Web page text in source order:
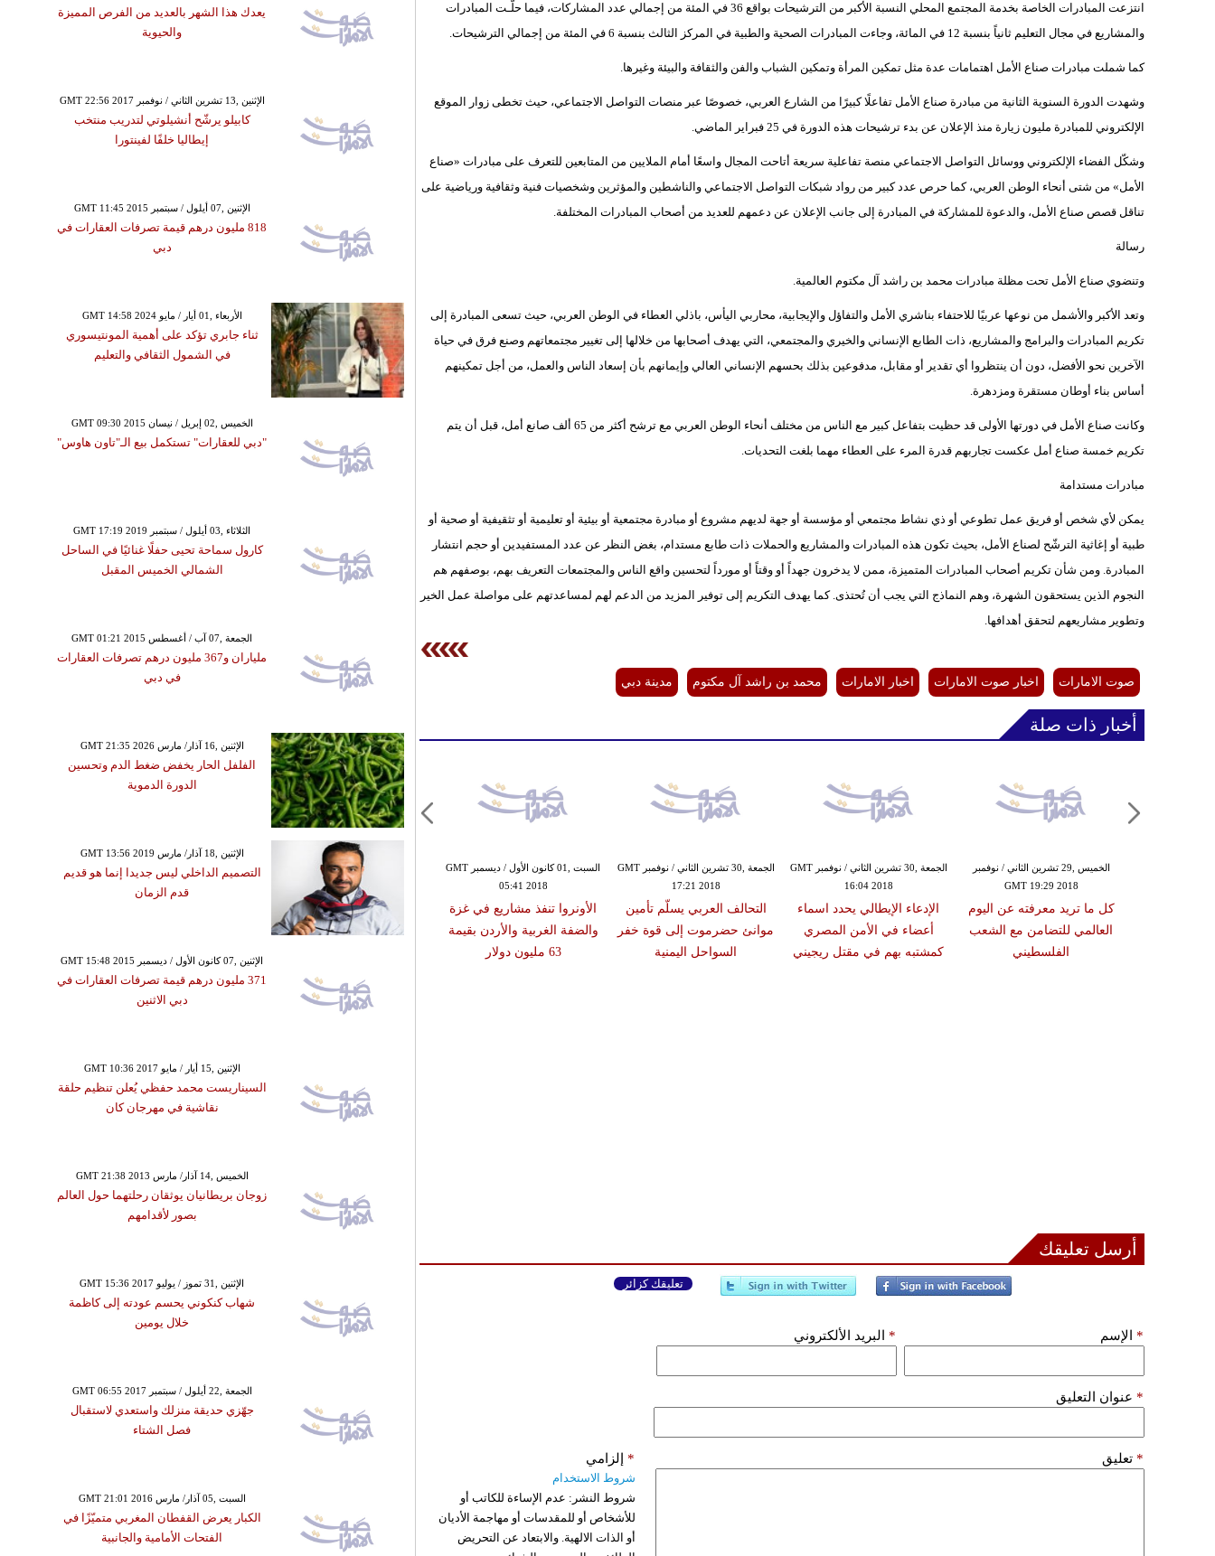
انتزعت المبادرات الخاصة بخدمة المجتمع المحلي النسبة الأكبر من الترشيحات بواقع 36 في المئة من إجمالي عدد المشاركات، فيما حلّـت المبادرات
والمشاريع في مجال التعليم ثانياً بنسبة 12 في المائة، وجاءت المبادرات الصحية والطبية في المركز الثالث بنسبة 6 في المئة من إجمالي الترشيحات.
كما شملت مبادرات صناع الأمل اهتمامات عدة مثل تمكين المرأة وتمكين الشباب والفن والثقافة والبيئة وغيرها.
وشهدت الدورة السنوية الثانية من مبادرة صناع الأمل تفاعلًا كبيرًا من الشارع العربي، خصوصًا عبر منصات التواصل الاجتماعي، حيث تخطى زوار الموقع
الإلكتروني للمبادرة مليون زيارة منذ الإعلان عن بدء ترشيحات هذه الدورة في 25 فبراير الماضي.
وشكّل الفضاء الإلكتروني ووسائل التواصل الاجتماعي منصة تفاعلية سريعة أتاحت المجال واسعًا أمام الملايين من المتابعين للتعرف على مبادرات «صناع
الأمل» من شتى أنحاء الوطن العربي، كما حرص عدد كبير من رواد شبكات التواصل الاجتماعي والناشطين والمؤثرين وشخصيات فنية وثقافية ورياضية على
تناقل قصص صناع الأمل، والدعوة للمشاركة في المبادرة إلى جانب الإعلان عن دعمهم للعديد من أصحاب المبادرات المختلفة.
رسالة
وتنضوي صناع الأمل تحت مظلة مبادرات محمد بن راشد آل مكتوم العالمية.
وتعد الأكبر والأشمل من نوعها عربيًا للاحتفاء بناشري الأمل والتفاؤل والإيجابية، محاربي اليأس، باذلي العطاء في الوطن العربي، حيث تسعى المبادرة إلى
تكريم المبادرات والبرامج والمشاريع، ذات الطابع الإنساني والخيري والمجتمعي، التي يهدف أصحابها من خلالها إلى تغيير مجتمعاتهم وصنع فرق في حياة
الآخرين نحو الأفضل، دون أن ينتظروا أي تقدير أو مقابل، مدفوعين بذلك بحسهم الإنساني العالي وإيمانهم بأن إسعاد الناس والعمل، من أجل تمكينهم
أساس بناء أوطان مستقرة ومزدهرة.
وكانت صناع الأمل في دورتها الأولى قد حظيت بتفاعل كبير مع الناس من مختلف أنحاء الوطن العربي مع ترشح أكثر من 65 ألف صانع أمل، قبل أن يتم
تكريم خمسة صناع أمل عكست تجاربهم قدرة المرء على العطاء مهما بلغت التحديات.
مبادرات مستدامة
يمكن لأي شخص أو فريق عمل تطوعي أو ذي نشاط مجتمعي أو مؤسسة أو جهة لديهم مشروع أو مبادرة مجتمعية أو بيئية أو تعليمية أو تثقيفية أو صحية أو
طبية أو إغاثية الترشّح لصناع الأمل، بحيث تكون هذه المبادرات والمشاريع والحملات ذات طابع مستدام، بغض النظر عن عدد المستفيدين أو حجم انتشار
المبادرة. ومن شأن تكريم أصحاب المبادرات المتميزة، ممن لا يدخرون جهداً أو وقتاً أو مورداً لتحسين واقع الناس والمجتمعات التعريف بهم، بوصفهم هم
النجوم الذين يستحقون الشهرة، وهم النماذج التي يجب أن تُحتذى. كما يهدف التكريم إلى توفير المزيد من الدعم لهم لمساعدتهم على مواصلة عمل الخير
وتطوير مشاريعهم لتحقق أهدافها.
صوت الامارات اخبار صوت الامارات اخبار الامارات محمد بن راشد آل مكتوم مدينة دبي
أخبار ذات صلة
السبت ,01 كانون الأول / ديسمبر GMT
05:41 2018
الأونروا تنفذ مشاريع في غزة
والضفة الغربية والأردن بقيمة
63 مليون دولار
الجمعة ,30 تشرين الثاني / نوفمبر GMT
17:21 2018
التحالف العربي يسلّم تأمين
موانئ حضرموت إلى قوة خفر
السواحل اليمنية
الجمعة ,30 تشرين الثاني / نوفمبر GMT
16:04 2018
الإدعاء الإيطالي يحدد اسماء
أعضاء في الأمن المصري
كمشتبه بهم في مقتل ريجيني
الخميس ,29 تشرين الثاني / نوفمبر
GMT 19:29 2018
كل ما تريد معرفته عن اليوم
العالمي للتضامن مع الشعب
الفلسطيني
أرسل تعليقك
تعليقك كزائر
الإسم * البريد الألكتروني *
عنوان التعليق *
تعليق * إلزامي *
شروط الاستخدام
شروط النشر: عدم الإساءة للكاتب أو
للأشخاص أو للمقدسات أو مهاجمة الأديان
أو الذات الالهية. والابتعاد عن التحريض
يعدك هذا الشهر بالعديد من الفرص المميزة
والحيوية
GMT 22:56 2017 الإثنين ,13 تشرين الثاني / نوفمبر
كابيلو يرشّح أنشيلوتي لتدريب منتخب
إيطاليا خلفًا لفينتورا
GMT 11:45 2015 الإثنين ,07 أيلول / سبتمبر
818 مليون درهم قيمة تصرفات العقارات في
دبي
GMT 14:58 2024 الأربعاء ,01 أيار / مايو
ثناء جابري تؤكد على أهمية المونتيسوري
في الشمول الثقافي والتعليم
GMT 09:30 2015 الخميس ,02 إبريل / نيسان
"دبي للعقارات" تستكمل بيع الـ"تاون هاوس"
GMT 17:19 2019 الثلاثاء ,03 أيلول / سبتمبر
كارول سماحة تحيى حفلًا غنائيًا في الساحل
الشمالي الخميس المقبل
GMT 01:21 2015 الجمعة ,07 آب / أغسطس
ملياران و367 مليون درهم تصرفات العقارات
في دبي
GMT 21:35 2026 الإثنين ,16 آذار/ مارس
الفلفل الحار يخفض ضغط الدم وتحسين
الدورة الدموية
GMT 13:56 2019 الإثنين ,18 آذار/ مارس
التصميم الداخلي ليس جديدا إنما هو قديم
قدم الزمان
GMT 15:48 2015 الإثنين ,07 كانون الأول / ديسمبر
371 مليون درهم قيمة تصرفات العقارات في
دبي الاثنين
GMT 10:36 2017 الإثنين ,15 أيار / مايو
السيناريست محمد حفظي يُعلن تنظيم حلقة
نقاشية في مهرجان كان
GMT 21:38 2013 الخميس ,14 آذار/ مارس
زوجان بريطانيان يوثقان رحلتهما حول العالم
بصور لأقدامهم
GMT 15:36 2017 الإثنين ,31 تموز / يوليو
شهاب كنكوني يحسم عودته إلى كاظمة
خلال يومين
GMT 06:55 2017 الجمعة ,22 أيلول / سبتمبر
جهّزي حديقة منزلك واستعدي لاستقبال
فصل الشتاء
GMT 21:01 2016 السبت ,05 آذار/ مارس
الكبار يعرض القفطان المغربي متميّزًا في
الفتحات الأمامية والجانبية